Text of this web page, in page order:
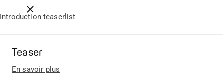
Close breadcrumbs
Introduction teaserlist
Teaser
En savoir plus